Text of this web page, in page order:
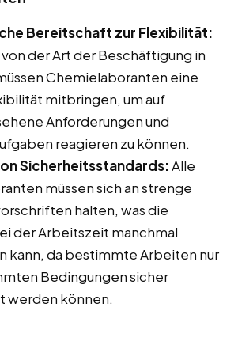
Bereitschaft zur Flexibilität:
der Art der Beschäftigung in
Chemielaboranten eine
mitbringen, um auf
Anforderungen und
reagieren zu können.
Sicherheitsstandards:Alle
müssen sich an strenge
halten, was die
der Arbeitszeit manchmal
kann, da bestimmte Arbeiten nur
Bedingungen sicher
werden können.